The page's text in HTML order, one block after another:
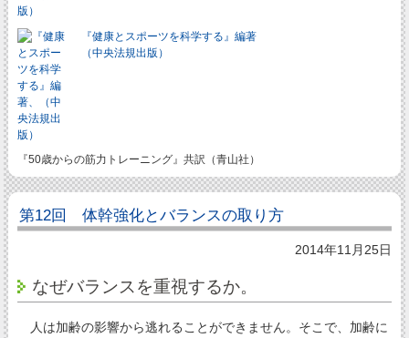
『健康とスポーツを科学する』編著
（中央法規出版）
『50歳からの筋力トレーニング』共訳（青山社）
第12回 体幹強化とバランスの取り方
2014年11月25日
なぜバランスを重視するか。
人は加齢の影響から逃れることができません。そこで、加齢に